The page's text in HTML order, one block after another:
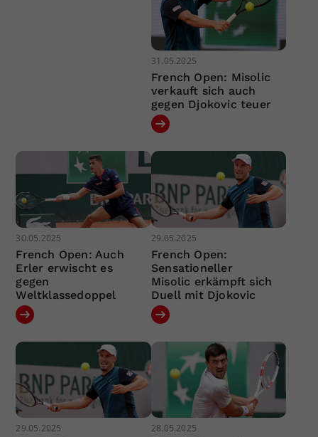
31.05.2025
French Open: Misolic
verkauft sich auch
gegen Djokovic teuer
30.05.2025
French Open: Auch
Erler erwischt es
gegen
Weltklassedoppel
29.05.2025
French Open:
Sensationeller
Misolic erkämpft sich
Duell mit Djokovic
29.05.2025 28.05.2025